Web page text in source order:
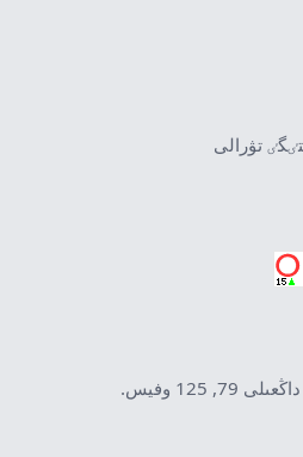
125 وفيس.